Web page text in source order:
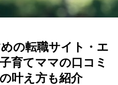
の転職サイト・エ
育てママの口コミ
叶え方も紹介